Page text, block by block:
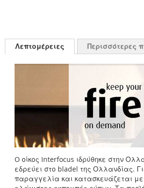
Λεπτομέρειες Περισσότερες
O οίκος Interfocus ιδρύθηκε στην
εδρεύει στο bladel της Ολλανδίας.
παραγγελία και κατασκευάζεται με